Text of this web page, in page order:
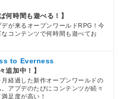
何時間も遊べる！】
デが来るオープンワールドRPG！今
コンテンツで何時間も遊べてお
to Everness
追加中！】
月経過した新作オープンワールドの
アプデのたびにコンテンツが続々
足度が高い！